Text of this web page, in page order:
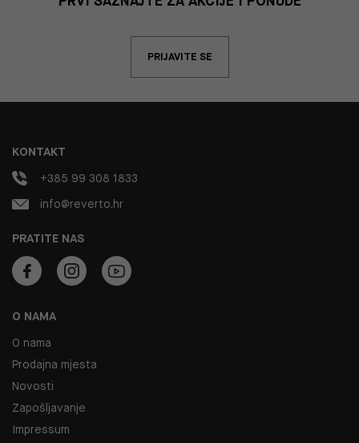
PRIJAVITE SE
O NAMA
O nama
Prodajna mjesta
Novosti
Zapošljavanje
Impressum
PRATITE NAS
KONTAKT
+385 99 308 1833
info@reverto.hr